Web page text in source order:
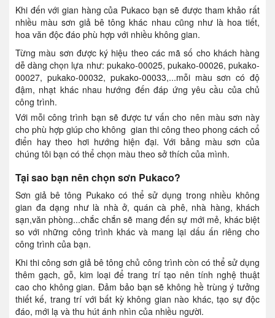
Khi đến với gian hàng của Pukaco bạn sẽ được tham khảo rất
nhiều màu sơn giả bê tông khác nhau cũng như là hoa tiết,
hoa văn độc đáo phù hợp với nhiều không gian.
Từng màu sơn được ký hiệu theo các mã số cho khách hàng
dễ dàng chọn lựa như: pukako-00025, pukako-00026, pukako-
00027, pukako-00032, pukako-00033,...mỗi màu sơn có độ
đậm, nhạt khác nhau hướng đến đáp ứng yêu cầu của chủ
công trình.
Với mỗi công trình bạn sẽ được tư vấn cho nên màu sơn này
cho phù hợp giúp cho không gian thi công theo phong cách cổ
điển hay theo hơi hướng hiện đại. Với bảng màu sơn của
chúng tôi bạn có thể chọn màu theo sở thích của mình.
Tại sao bạn nên chọn sơn Pukaco?
Sơn giả bê tông Pukako có thể sử dụng trong nhiều không
gian đa dạng như là nhà ở, quán cà phê, nhà hàng, khách
sạn,văn phòng...chắc chắn sẽ mang đến sự mới mẻ, khác biệt
so với những công trình khác và mang lại dấu ấn riêng cho
công trình của bạn.
Khi thi công sơn giả bê tông chủ công trình còn có thể sử dụng
thêm gạch, gỗ, kim loại để trang trí tạo nên tính nghệ thuật
cao cho không gian. Đảm bảo bạn sẽ không hề trùng ý tưởng
thiết kế, trang trí với bất kỳ không gian nào khác, tạo sự độc
đáo, mới lạ và thu hút ánh nhìn của nhiều người.